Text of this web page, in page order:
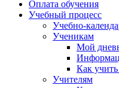
Оплата обучения
Учебный процесс
Учебно-
Ученикам
Мой
Как учить
Учителям